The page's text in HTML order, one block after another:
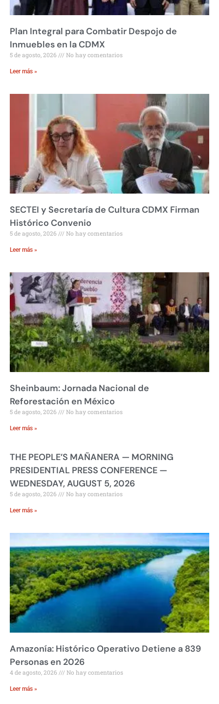
Plan Integral para Combatir Despojo de
Inmuebles en la CDMX
5 de agosto, 2026 No hay comentarios
Leer más »
SECTEI y Secretaría de Cultura CDMX Firman
Histórico Convenio
5 de agosto, 2026 No hay comentarios
Leer más »
Sheinbaum: Jornada Nacional de
Reforestación en México
5 de agosto, 2026 No hay comentarios
Leer más »
THE PEOPLE’S MAÑANERA — MORNING
PRESIDENTIAL PRESS CONFERENCE —
WEDNESDAY, AUGUST 5, 2026
5 de agosto, 2026 No hay comentarios
Leer más »
Amazonía: Histórico Operativo Detiene a 839
Personas en 2026
4 de agosto, 2026 No hay comentarios
Leer más »